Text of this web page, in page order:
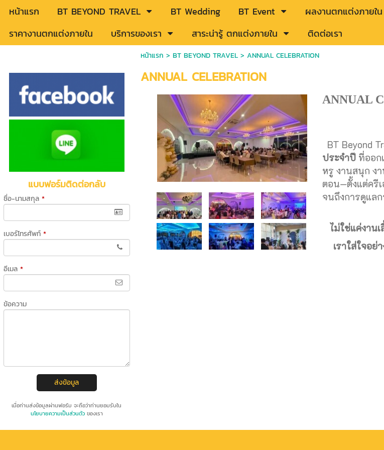
หน้าแรก BT BEYOND TRAVEL BT Wedding BT Event ผลงานตกแต่งภายใ
ราคางานตกแต่งภายใน
บริการของเรา สาระน่ารู้ ตกแต่งภายใน ติดต่อเรา
แบบฟอร์มติดต่อกลับ
ชื่อ-นามสกุล *
เบอร์โทรศัพท์ *
อีเมล *
ข้อความ
ส่งข้อมูล
เมื่อท่านส่งข้อมูลผ่านฟอร์ม จะถือว่าท่านยอมรับใน
นโยบายความเป็นส่วนตัวของเรา
หน้าแรก > BT BEYOND TRAVEL> ANNUAL CELEBRATION
ANNUAL CELEBRATION
ANNUAL
BT Beyond
ประจำปี ที่ออก
หรู งานสนุก ง
ตอน—ตั้งแต่ครี
จนถึงการดูแล
ไม่ใช่แค่งาน
เราใส่ใจอย่